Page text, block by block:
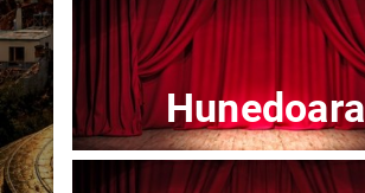
Hunedoara